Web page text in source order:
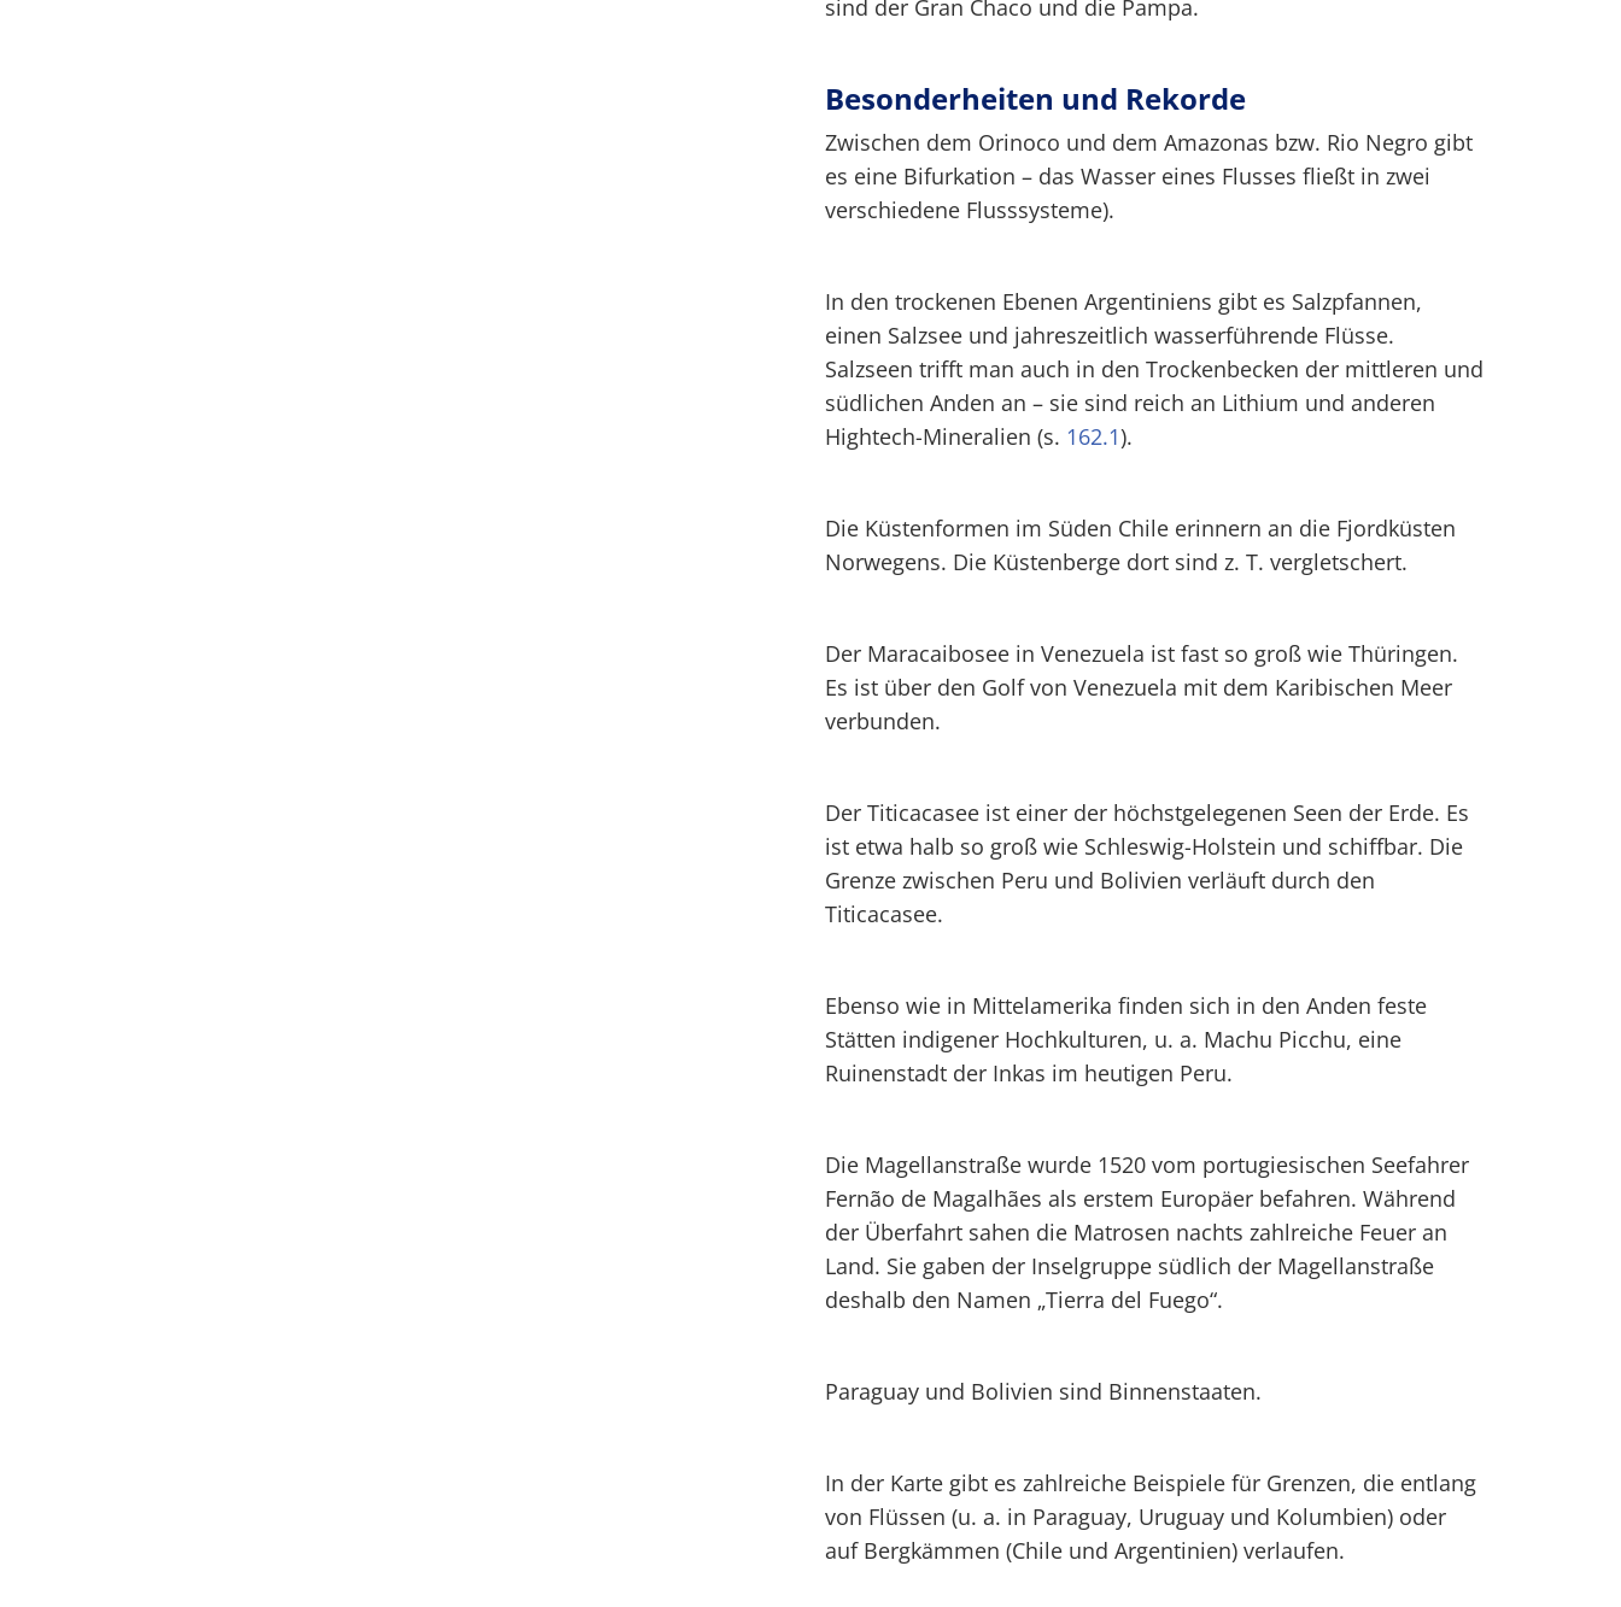
sind der Gran Chaco und die Pampa.
Besonderheiten und Rekorde
Zwischen dem Orinoco und dem Amazonas bzw. Rio Negro gibt
es eine Bifurkation – das Wasser eines Flusses fließt in zwei
verschiedene Flusssysteme).
In den trockenen Ebenen Argentiniens gibt es Salzpfannen,
einen Salzsee und jahreszeitlich wasserführende Flüsse.
Salzseen trifft man auch in den Trockenbecken der mittleren und
südlichen Anden an – sie sind reich an Lithium und anderen
Hightech-Mineralien (s. 162.1).
Die Küstenformen im Süden Chile erinnern an die Fjordküsten
Norwegens. Die Küstenberge dort sind z. T. vergletschert.
Der Maracaibosee in Venezuela ist fast so groß wie Thüringen.
Es ist über den Golf von Venezuela mit dem Karibischen Meer
verbunden.
Der Titicacasee ist einer der höchstgelegenen Seen der Erde. Es
ist etwa halb so groß wie Schleswig-Holstein und schiffbar. Die
Grenze zwischen Peru und Bolivien verläuft durch den
Titicacasee.
Ebenso wie in Mittelamerika finden sich in den Anden feste
Stätten indigener Hochkulturen, u. a. Machu Picchu, eine
Ruinenstadt der Inkas im heutigen Peru.
Die Magellanstraße wurde 1520 vom portugiesischen Seefahrer
Fernão de Magalhães als erstem Europäer befahren. Während
der Überfahrt sahen die Matrosen nachts zahlreiche Feuer an
Land. Sie gaben der Inselgruppe südlich der Magellanstraße
deshalb den Namen „Tierra del Fuego“.
Paraguay und Bolivien sind Binnenstaaten.
In der Karte gibt es zahlreiche Beispiele für Grenzen, die entlang
von Flüssen (u. a. in Paraguay, Uruguay und Kolumbien) oder
auf Bergkämmen (Chile und Argentinien) verlaufen.